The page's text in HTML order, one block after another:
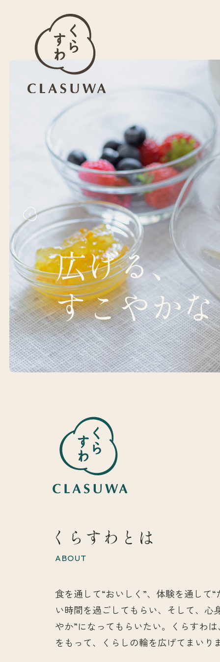
広げる、
すこやか
くらすわとは
ABOUT
食を通して“おいしく”、体験を通して“
い時間を過ごしてもらい、そして、心
やか”になってもらいたい。くらすわ
をもって、くらしの輪を広げてまいりま